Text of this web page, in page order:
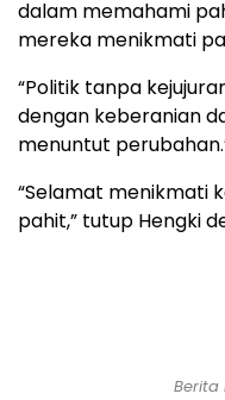
dalam memahami
mereka menikmati
“Politik tanpa
dengan keberanian
menuntut
“Selamat menikmati
pahit,” tutup Hengki
Berita